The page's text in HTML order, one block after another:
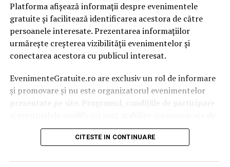
Platforma afișează informații despre evenimentele
gratuite și facilitează identificarea acestora de către
persoanele interesate. Prezentarea informațiilor
urmărește creșterea vizibilității evenimentelor și
conectarea acestora cu publicul interesat.
EvenimenteGratuite.ro are exclusiv un rol de informare
și promovare și nu este organizatorul evenimentelor
prezentate pe site. Programul, condițiile de participare
organizatorii fiecărui eveniment.
înainte de participare.
CITESTE IN CONTINUARE